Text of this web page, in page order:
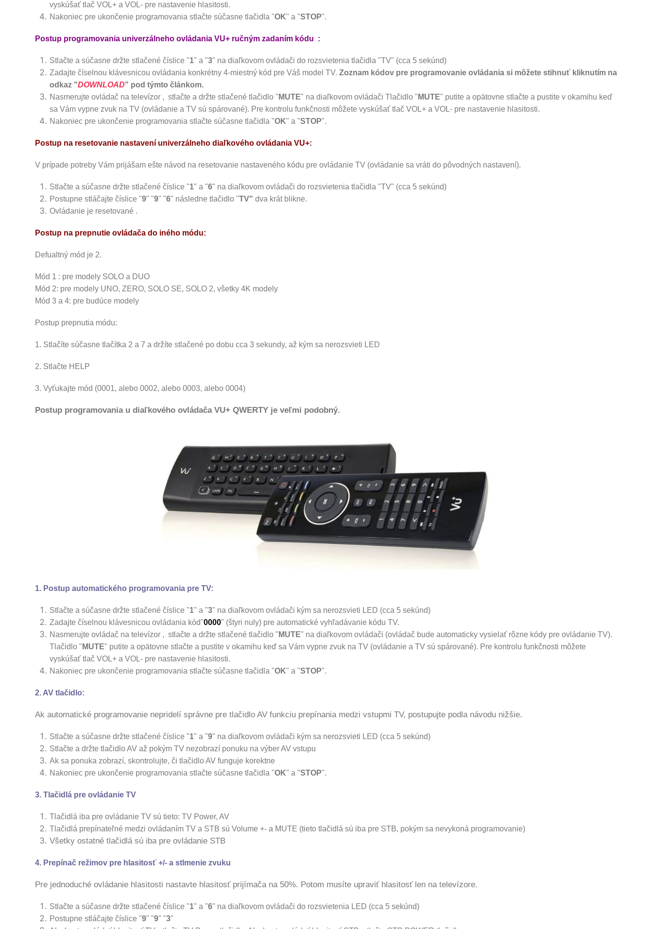
vyskúšať tlač VOL+ a VOL- pre nastavenie hlasitosti.
Nakoniec pre ukončenie programovania stlačte súčasne tlačidla "OK" a "STOP".
Postup programovania univerzálneho ovládania VU+ ručným zadaním kódu :
Stlačte a súčasne držte stlačené číslice "1" a "3" na diaľkovom ovládači do rozsvietenia tlačidla "TV" (cca 5 sekúnd)
Zadajte číselnou klávesnicou ovládania konkrétny 4-miestný kód pre Váš model TV. Zoznam kódov pre programovanie ovládania si môžete stihnuť kliknutím na
odkaz "DOWNLOAD" pod týmto článkom.
Nasmerujte ovládač na televízor , stlačte a držte stlačené tlačidlo " MUTE" na diaľkovom ovládači Tlačidlo " MUTE" putite a opätovne stlačte a pustite v okamihu keď
sa Vám vypne zvuk na TV (ovládanie a TV sú spárované). Pre kontrolu funkčnosti môžete vyskúšať tlač VOL+ a VOL- pre nastavenie hlasitosti.
Nakoniec pre ukončenie programovania stlačte súčasne tlačidla "OK" a "STOP".
Postup na resetovanie nastavení univerzálneho diaľkového ovládania VU+:
V prípade potreby Vám prijášam ešte návod na resetovanie nastaveného kódu pre ovládanie TV (ovládanie sa vráti do pôvodných nastavení).
Stlačte a súčasne držte stlačené číslice "1" a "6" na diaľkovom ovládači do rozsvietenia tlačidla "TV" (cca 5 sekúnd)
Postupne stláčajte číslice "9" "9" "6" následne tlačidlo "TV" dva krát blikne.
Ovládanie je resetované .
Postup na prepnutie ovládača do iného módu:
Defualtný mód je 2.
Mód 1 : pre modely SOLO a DUO
Mód 2: pre modely UNO, ZERO, SOLO SE, SOLO 2, všetky 4K modely
Mód 3 a 4: pre budúce modely
Postup prepnutia módu:
1. Stlačíte súčasne tlačítka 2 a 7 a držíte stlačené po dobu cca 3 sekundy, až kým sa nerozsvieti LED
2. Stlačte HELP
3. Vyťukajte mód (0001, alebo 0002, alebo 0003, alebo 0004)
Postup programovania u diaľkového ovládača VU+ QWERTY je veľmi podobný.
1. Postup automatického programovania pre TV:
Stlačte a súčasne držte stlačené číslice "1" a "3" na diaľkovom ovládači kým sa nerozsvieti LED (cca 5 sekúnd)
Zadajte číselnou klávesnicou ovládania kód"0000" (štyri nuly) pre automatické vyhľadávanie kódu TV.
Nasmerujte ovládač na televízor , stlačte a držte stlačené tlačidlo " MUTE" na diaľkovom ovládači (ovládač bude automaticky vysielať rôzne kódy pre ovládanie TV).
Tlačidlo " MUTE" putite a opätovne stlačte a pustite v okamihu keď sa Vám vypne zvuk na TV (ovládanie a TV sú spárované). Pre kontrolu funkčnosti môžete
vyskúšať tlač VOL+ a VOL- pre nastavenie hlasitosti.
Nakoniec pre ukončenie programovania stlačte súčasne tlačidla "OK" a "STOP".
2. AV tlačidlo:
Ak automatické programovanie nepridelí správne pre tlačidlo AV funkciu prepínania medzi vstupmi TV, postupujte podla návodu nižšie.
Stlačte a súčasne držte stlačené číslice "1" a "9" na diaľkovom ovládači kým sa nerozsvieti LED (cca 5 sekúnd)
Stlačte a držte tlačidlo AV až pokým TV nezobrazí ponuku na výber AV vstupu
Ak sa ponuka zobrazí, skontrolujte, či tlačidlo AV funguje korektne
Nakoniec pre ukončenie programovania stlačte súčasne tlačidla "OK" a "STOP".
3. Tlačidlá pre ovládanie TV
Tlačidlá iba pre ovládanie TV sú tieto: TV Power, AV
Tlačidlá prepínateľné medzi ovládaním TV a STB sú Volume +- a MUTE (tieto tlačidlá sú iba pre STB, pokým sa nevykoná programovanie)
Všetky ostatné tlačidlá sú iba pre ovládanie STB
4. Prepínač režimov pre hlasitosť +/- a stlmenie zvuku
Pre jednoduché ovládanie hlasitosti nastavte hlasitosť prijímača na 50%. Potom musíte upraviť hlasitosť len na televízore.
Stlačte a súčasne držte stlačené číslice "1" a "6" na diaľkovom ovládači do rozsvietenia LED (cca 5 sekúnd)
Postupne stláčajte číslice "9" "9" "3"